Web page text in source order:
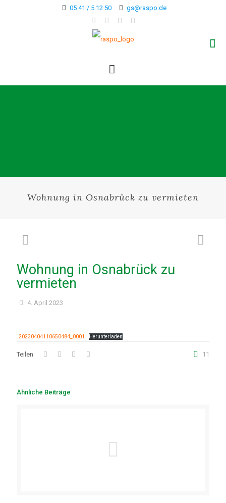
05 41 / 5 12 50 gs@raspo.de
Wohnung in Osnabrück zu vermieten
Wohnung in Osnabrück zu
vermieten
4. April 2023
20230404110650484_0001 Herunterladen
Teilen 11
Ähnliche Beiträge